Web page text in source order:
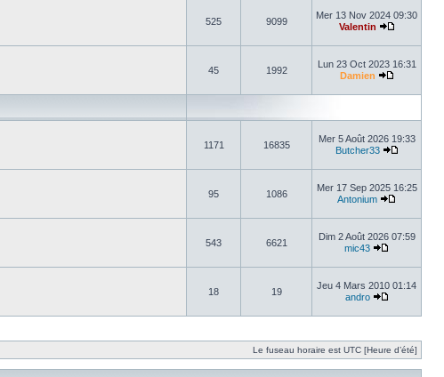
525 9099
Mer 13 Nov 2024 09:30
Valentin
45 1992
Lun 23 Oct 2023 16:31
Damien
1171 16835
Mer 5 Août 2026 19:33
Butcher33
95 1086
Mer 17 Sep 2025 16:25
Antonium
543 6621
Dim 2 Août 2026 07:59
mic43
18 19
Jeu 4 Mars 2010 01:14
andro
Le fuseau horaire est UTC [Heure d’été]